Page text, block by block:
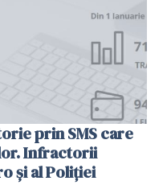
prin SMS care
Infractorii
și al Poliției